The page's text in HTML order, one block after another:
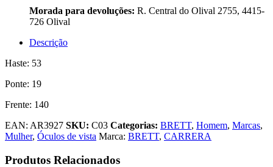
Morada para devoluções: R. Central do Olival 2755, 4415-
726 Olival
Descrição
Haste: 53
Ponte: 19
Frente: 140
EAN: AR3927 SKU: C03 Categorias: BRETT, Homem, Marcas,
Mulher, Óculos de vista Marca: BRETT, CARRERA
Produtos Relacionados